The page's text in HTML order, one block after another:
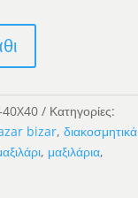
Κατηγορίες:
bizar, διακοσμητικά
, μαξιλάρια,